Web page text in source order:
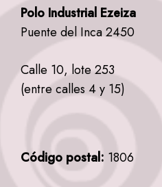
Polo Industrial Ezeiza
Puente del Inca 2450
Calle 10, lote 253
(entre calles 4 y 15)
Código postal: 1806